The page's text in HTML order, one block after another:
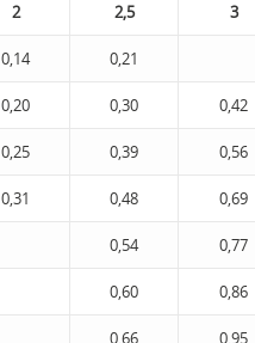
2 2,5 3
0,14 0,21
0,20 0,30 0,42
0,25 0,39 0,56
0,31 0,48 0,69
0,54 0,77
0,60 0,86
0,66 0,95